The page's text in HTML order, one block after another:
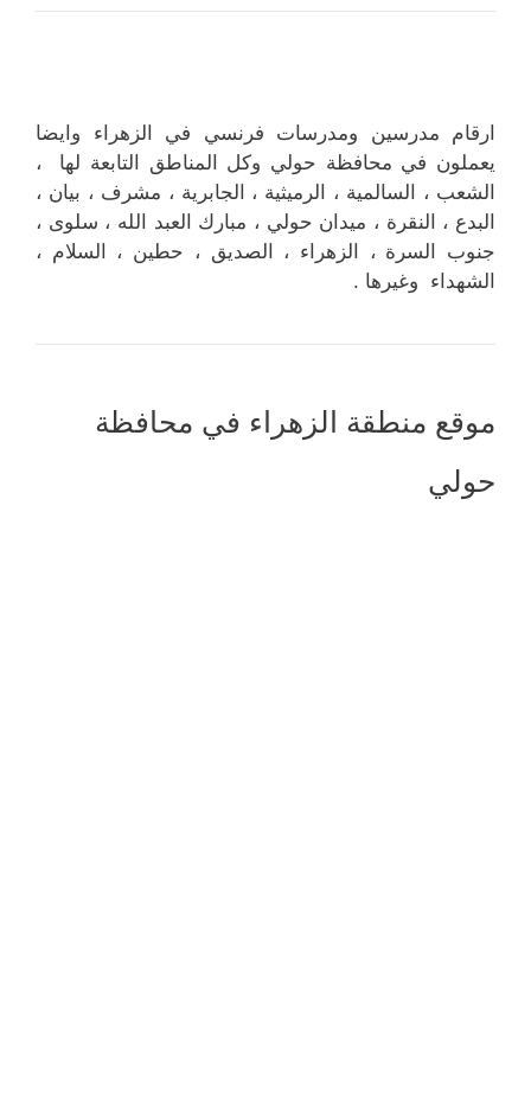
ارقام مدرسين ومدرسات فرنسي في الزهراء وايضا
يعملون في محافظة حولي وكل المناطق التابعة لها ،
الشعب ، السالمية ، الرميثية ، الجابرية ، مشرف ، بيان ،
البدع ، النقرة ، ميدان حولي ، مبارك العبد الله ، سلوى ،
جنوب السرة ، الزهراء ، الصديق ، حطين ، السلام ،
الشهداء وغيرها .
موقع منطقة الزهراء في محافظة
حولي